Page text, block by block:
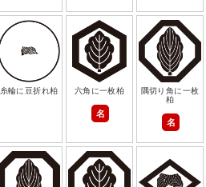
糸輪に豆折れ柏 六角に一枚柏
名
隅切り角に一枚
柏
名